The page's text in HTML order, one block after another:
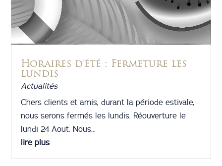
Horaires d’été : Fermeture les
lundis
Actualités
Chers clients et amis, durant la période estivale,
nous serons fermés les lundis. Réouverture le
lundi 24 Aout. Nous...
lire plus